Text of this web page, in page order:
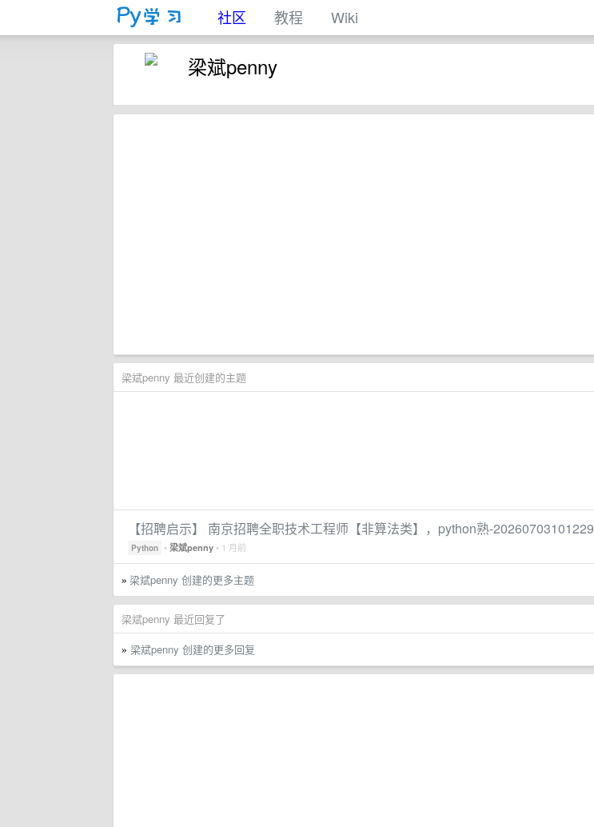
社区 教程 Wiki
梁斌penny
梁斌penny 最近创建的主题
【招聘启示】 南京招聘全职技术工程师【非算法类】，python熟-20260703101229
Python • 梁斌penny • 1 月前
» 梁斌penny 创建的更多主题
梁斌penny 最近回复了
» 梁斌penny 创建的更多回复